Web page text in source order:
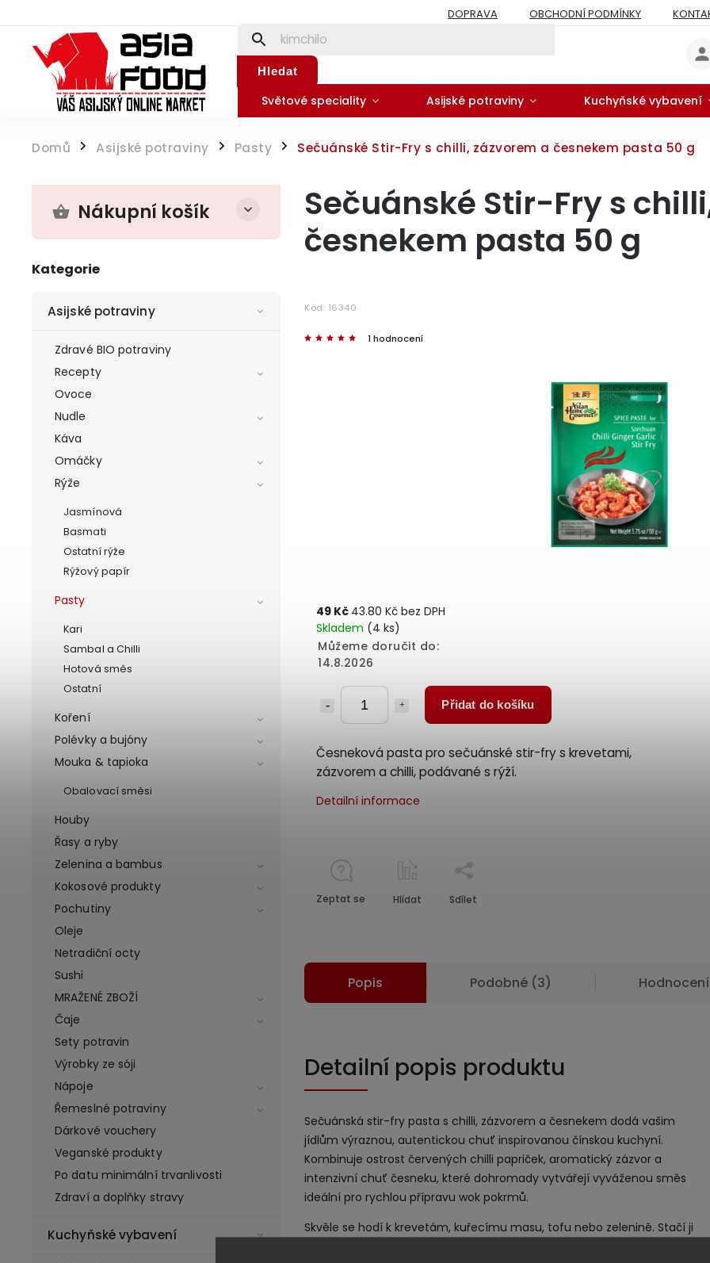
DOPRAVA OBCHODNÍ PODMÍNKY
Hledat
Světové speciality Asijské potraviny Kuchyňské vybavení
Domů / Asijské potraviny / Pasty / Sečuánské Stir-Fry s chilli, zázvorem a česnekem pasta 50 g
Nákupní košík
Kategorie
Asijské potraviny
Zdravé BIO potraviny
Recepty
Ovoce
Nudle
Káva
Omáčky
Rýže
Jasmínová
Basmati
Ostatní rýže
Rýžový papír
Pasty
Kari
Sambal a Chilli
Hotová směs
Ostatní
Koření
Polévky a bujóny
Mouka & tapioka
Obalovací směsi
Houby
Řasy a ryby
Zelenina a bambus
Kokosové produkty
Pochutiny
Oleje
Netradiční octy
Sushi
MRAŽENÉ ZBOŽÍ
Čaje
Sety potravin
Výrobky ze sóji
Nápoje
Řemeslné potraviny
Dárkové vouchery
Veganské produkty
Po datu minimální trvanlivosti
Zdraví a doplňky stravy
Kuchyňské vybavení
Sečuánské Stir-Fry s
česnekem pasta 50 g
Kód: 16340
1 hodnocení
49 Kč 43.80 Kč bez DPH
Skladem (4 ks)
Můžeme doručit do:
14.8.2026
Přidat do košíku
Česneková pasta pro sečuánské stir-fry s krevetami,
zázvorem a chilli, podávané s rýží.
Detailní informace
Zeptat se Hlídat Sdílet
Popis Podobné (3) Hodnocení
Detailní popis produktu
Sečuánská stir-fry pasta s chilli, zázvorem a česnekem dodá vašim
jídlům výraznou, autentickou chuť inspirovanou čínskou kuchyní.
Kombinuje ostrost červených chilli papriček, aromatický zázvor a
intenzivní chuť česneku, které dohromady vytvářejí vyváženou směs
ideální pro rychlou přípravu wok pokrmů.
Skvěle se hodí k krevetám, kuřecímu masu, tofu nebo zelenině. Stačí ji